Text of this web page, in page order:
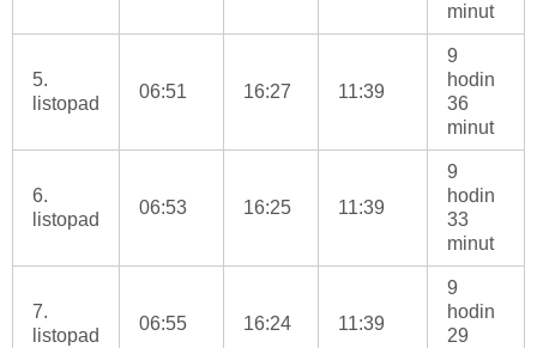
minut
5.
listopad
06:51 16:27 11:39
9
hodin
36
minut
6.
listopad
06:53 16:25 11:39
9
hodin
33
minut
7.
listopad
06:55 16:24 11:39
9
hodin
29